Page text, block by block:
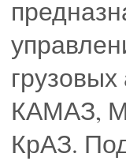
КАМАЗ,
КрАЗ.